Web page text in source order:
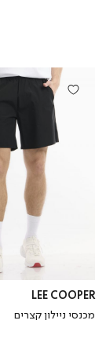
LEE COOPER
מכנסי ניילון קצרים